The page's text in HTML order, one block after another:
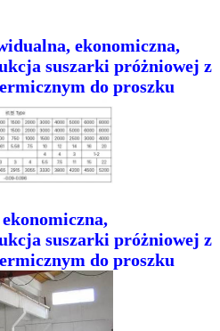
ekonomiczna,
suszarki próżniowej z
do proszku
suszarki próżniowej z
do proszku